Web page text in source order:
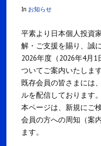
In お知らせ
平素より日本個人投資
解・ご支援を賜り、誠
2026年度（2026年4月
ついてご案内いたします
既存会員の皆さまには
ルを配信しております。
本ページは、新規にご
会員の方への周知（案
ます。